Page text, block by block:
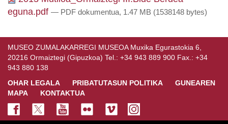
eguna.pdf — PDF dokumentua, 1.47 MB (1538148 bytes)
MUSEO ZUMALAKARREGI MUSEOA Muxika Egurastokia 6,
20216 Ormaiztegi (Gipuzkoa) Tel.: +34 943 889 900 Fax.: +34
943 880 138
OHAR LEGALA
PRIBATUTASUN POLITIKA
GUNEAREN
MAPA
KONTAKTUA